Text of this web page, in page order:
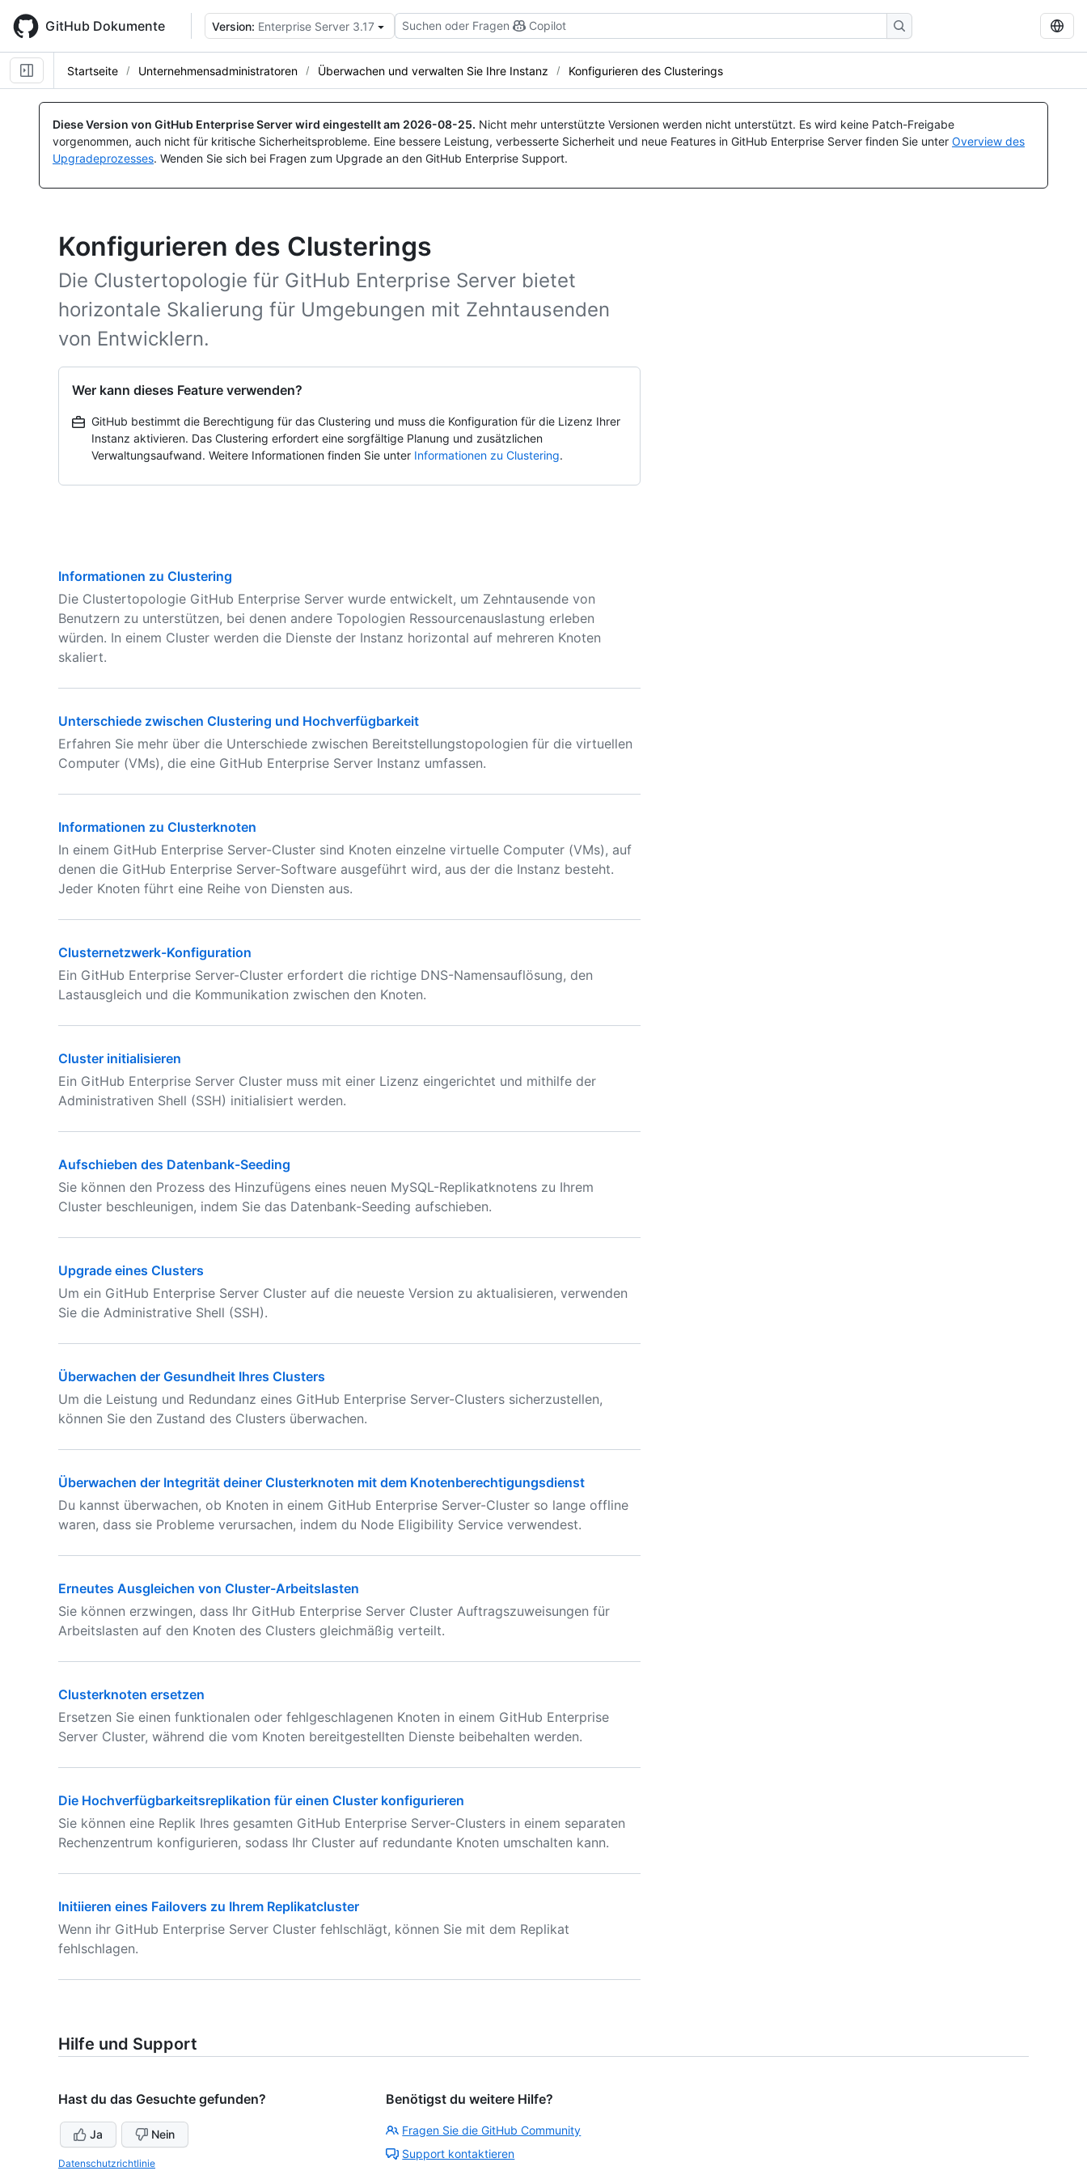
main
content
GitHub Dokumente Version: Enterprise Server 3.17 Suchen oder Fragen Copilot
Startseite Unternehmensadministratoren Überwachen und verwalten Sie Ihre Instanz Konfigurieren des Clusterings
Diese Version von GitHub Enterprise Server wird eingestellt am 2026-08-25. Nicht mehr unterstützte Versionen werden nicht unterstützt. Es wird keine Patch-Freigabe
vorgenommen, auch nicht für kritische Sicherheitsprobleme. Eine bessere Leistung, verbesserte Sicherheit und neue Features in GitHub Enterprise Server finden Sie unter Overview des
Upgradeprozesses. Wenden Sie sich bei Fragen zum Upgrade an den GitHub Enterprise Support.
Konfigurieren des Clusterings
Die Clustertopologie für GitHub Enterprise Server bietet
horizontale Skalierung für Umgebungen mit Zehntausenden
von Entwicklern.
Wer kann dieses Feature verwenden?
GitHub bestimmt die Berechtigung für das Clustering und muss die Konfiguration für die Lizenz Ihrer
Instanz aktivieren. Das Clustering erfordert eine sorgfältige Planung und zusätzlichen
Verwaltungsaufwand. Weitere Informationen finden Sie unter Informationen zu Clustering.
Informationen zu Clustering
Die Clustertopologie GitHub Enterprise Server wurde entwickelt, um Zehntausende von
Benutzern zu unterstützen, bei denen andere Topologien Ressourcenauslastung erleben
würden. In einem Cluster werden die Dienste der Instanz horizontal auf mehreren Knoten
skaliert.
Unterschiede zwischen Clustering und Hochverfügbarkeit
Erfahren Sie mehr über die Unterschiede zwischen Bereitstellungstopologien für die virtuellen
Computer (VMs), die eine GitHub Enterprise Server Instanz umfassen.
Informationen zu Clusterknoten
In einem GitHub Enterprise Server-Cluster sind Knoten einzelne virtuelle Computer (VMs), auf
denen die GitHub Enterprise Server-Software ausgeführt wird, aus der die Instanz besteht.
Jeder Knoten führt eine Reihe von Diensten aus.
Clusternetzwerk-Konfiguration
Ein GitHub Enterprise Server-Cluster erfordert die richtige DNS-Namensauflösung, den
Lastausgleich und die Kommunikation zwischen den Knoten.
Cluster initialisieren
Ein GitHub Enterprise Server Cluster muss mit einer Lizenz eingerichtet und mithilfe der
Administrativen Shell (SSH) initialisiert werden.
Aufschieben des Datenbank-Seeding
Sie können den Prozess des Hinzufügens eines neuen MySQL-Replikatknotens zu Ihrem
Cluster beschleunigen, indem Sie das Datenbank-Seeding aufschieben.
Upgrade eines Clusters
Um ein GitHub Enterprise Server Cluster auf die neueste Version zu aktualisieren, verwenden
Sie die Administrative Shell (SSH).
Überwachen der Gesundheit Ihres Clusters
Um die Leistung und Redundanz eines GitHub Enterprise Server-Clusters sicherzustellen,
können Sie den Zustand des Clusters überwachen.
Überwachen der Integrität deiner Clusterknoten mit dem Knotenberechtigungsdienst
Du kannst überwachen, ob Knoten in einem GitHub Enterprise Server-Cluster so lange offline
waren, dass sie Probleme verursachen, indem du Node Eligibility Service verwendest.
Erneutes Ausgleichen von Cluster-Arbeitslasten
Sie können erzwingen, dass Ihr GitHub Enterprise Server Cluster Auftragszuweisungen für
Arbeitslasten auf den Knoten des Clusters gleichmäßig verteilt.
Clusterknoten ersetzen
Ersetzen Sie einen funktionalen oder fehlgeschlagenen Knoten in einem GitHub Enterprise
Server Cluster, während die vom Knoten bereitgestellten Dienste beibehalten werden.
Die Hochverfügbarkeitsreplikation für einen Cluster konfigurieren
Sie können eine Replik Ihres gesamten GitHub Enterprise Server-Clusters in einem separaten
Rechenzentrum konfigurieren, sodass Ihr Cluster auf redundante Knoten umschalten kann.
Initiieren eines Failovers zu Ihrem Replikatcluster
Wenn ihr GitHub Enterprise Server Cluster fehlschlägt, können Sie mit dem Replikat
fehlschlagen.
Hilfe und Support
Hast du das Gesuchte gefunden?
Ja Nein
Datenschutzrichtlinie
Benötigst du weitere Hilfe?
Fragen Sie die GitHub Community
Support kontaktieren